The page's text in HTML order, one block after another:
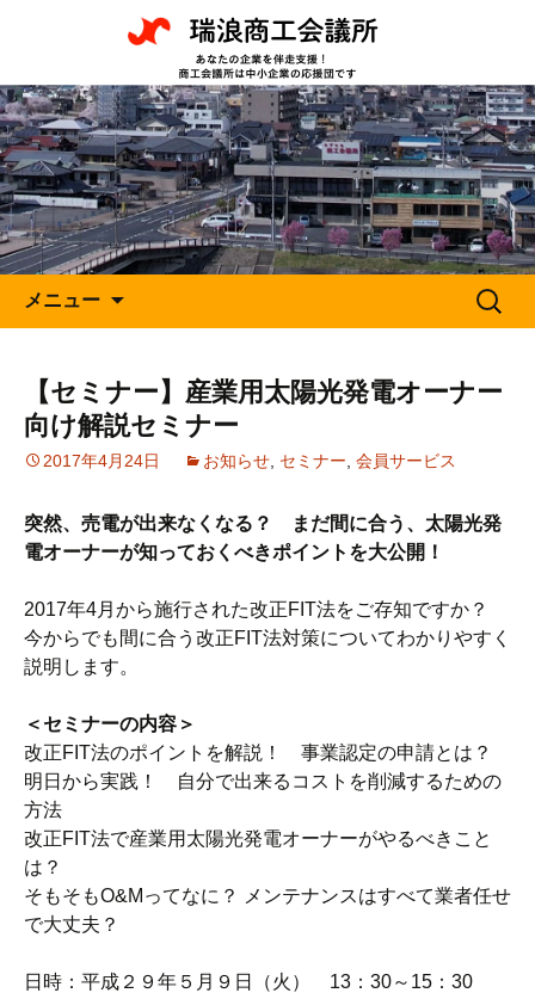
あなたの企業を伴走支援！ 瑞
浪商工会議所は中小企業の応援
団です。
瑞浪商工会議所
メニュー
へ
移
検
索:
【セミナー】産業用太陽光発電オーナー
向け解説セミナー
2017年4月24日 お知らせ セミナー 会員サービス
突然、売電が出来なくなる？ まだ間に合う、太陽光発
電オーナーが知っておくべきポイントを大公開！
2017年4月から施行された改正FIT法をご存知ですか？
今からでも間に合う改正FIT法対策についてわかりやすく
説明します。
＜セミナーの内容＞
改正FIT法のポイントを解説！ 事業認定の申請とは？
明日から実践！ 自分で出来るコストを削減するための
方法
改正FIT法で産業用太陽光発電オーナーがやるべきこと
は？
そもそもO&Mってなに？ メンテナンスはすべて業者任せ
で大丈夫？
日時：平成２９年５月９日（火） 13：30～15：30